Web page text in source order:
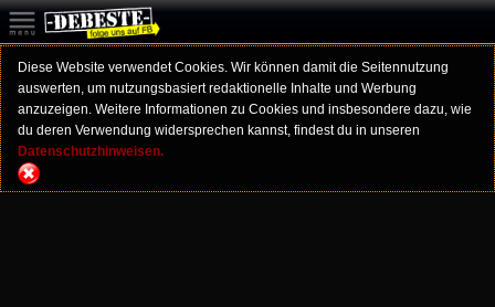
Diese Website verwendet Cookies. Wir können damit die Seitennutzung
auswerten, um nutzungsbasiert redaktionelle Inhalte und Werbung
anzuzeigen. Weitere Informationen zu Cookies und insbesondere dazu, wie
du deren Verwendung widersprechen kannst, findest du in unseren
Datenschutzhinweisen.